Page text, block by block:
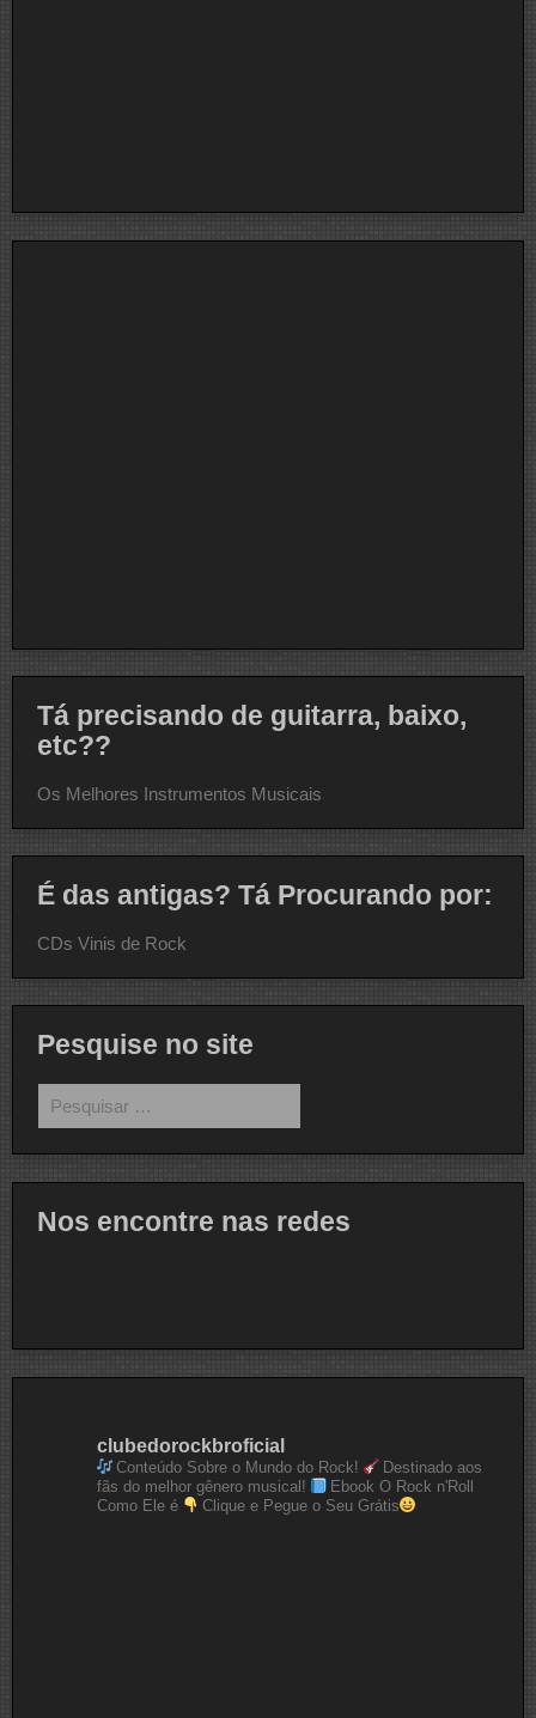
Tá precisando de guitarra, baixo,
etc??
Os Melhores Instrumentos Musicais
É das antigas? Tá Procurando por:
CDs Vinis de Rock
Pesquise no site
por:
Nos encontre nas redes
clubedorockbroficial
Conteúdo Sobre o Mundo do Rock!
Destinado aos
fãs do melhor gênero musical!
Ebook O Rock n'Roll
Como Ele é
Clique e Pegue o Seu Grátis